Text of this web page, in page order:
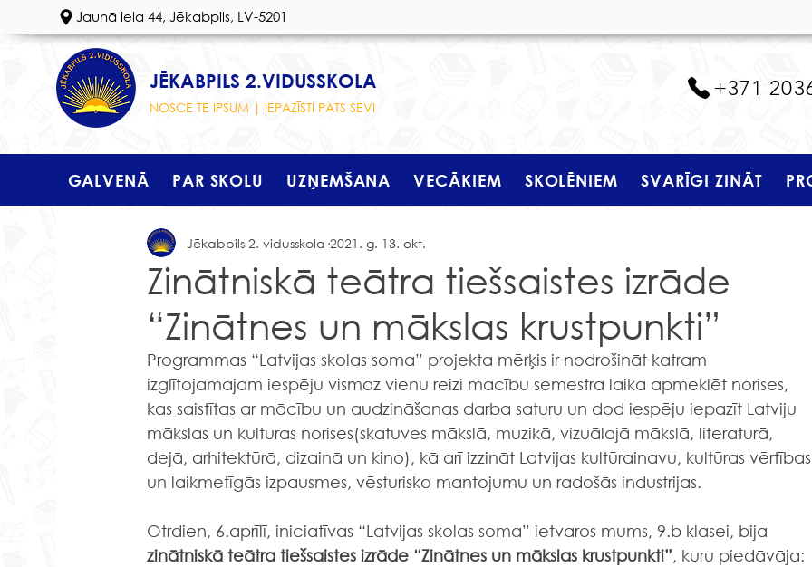
Jaunā iela 44, Jēkabpils, LV-5201
JĒKABPILS 2.VIDUSSKOLA
NOSCE TE IPSUM | IEPAZĪSTI PATS SEVI
+371
GALVENĀ PAR SKOLU UZŅEMŠANA VECĀKIEM SKOLĒNIEM SVARĪGI ZINĀT
Zinātniskā teātra tiešsaistes izrāde
“Zinātnes un mākslas krustpunkti”
Jēkabpils 2. vidusskola 2021. g. 13. okt.
Programmas “Latvijas skolas soma” projekta mērķis ir nodrošināt katram
izglītojamajam iespēju vismaz vienu reizi mācību semestra laikā apmeklēt norises,
kas saistītas ar mācību un audzināšanas darba saturu un dod iespēju iepazīt Latviju
mākslas un kultūras norisēs(skatuves mākslā, mūzikā, vizuālajā mākslā, literatūrā,
dejā, arhitektūrā, dizainā un kino), kā arī izzināt Latvijas kultūrainavu, kultūras
un laikmetīgās izpausmes, vēsturisko mantojumu un radošās industrijas.
Otrdien, 6.aprīlī, iniciatīvas “Latvijas skolas soma” ietvaros mums, 9.b klasei, bija
zinātniskā teātra tiešsaistes izrāde “Zinātnes un mākslas krustpunkti”, kuru piedāvāja: